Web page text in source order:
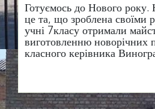
Готуємось до Нового
це та, що зроблена своїми
учні 7класу отримали
виготовленню новорічних
класного керівника